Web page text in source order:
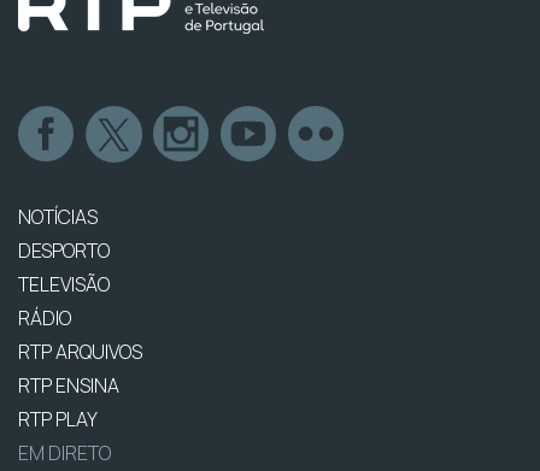
NOTÍCIAS
DESPORTO
TELEVISÃO
RÁDIO
RTP ARQUIVOS
RTP ENSINA
RTP PLAY
EM DIRETO